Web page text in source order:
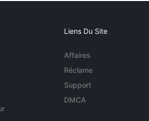
Liens Du Site
Affaires
Réclame
Support
DMCA